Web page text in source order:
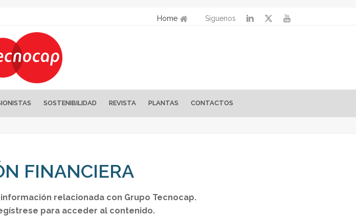
Home Síguenos
SOSTENIBILIDAD REVISTA PLANTAS CONTACTOS
FINANCIERA
relacionada con Grupo Tecnocap.
para acceder al contenido.